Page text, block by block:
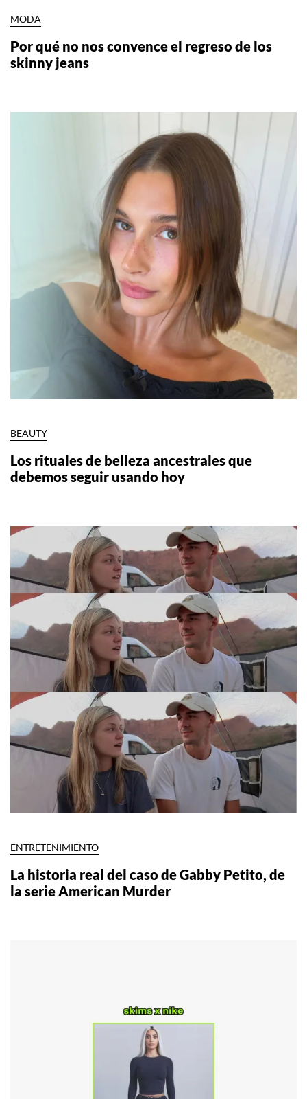
MODA
Por qué no nos convence el regreso de los
skinny jeans
BEAUTY
Los rituales de belleza ancestrales que
debemos seguir usando hoy
ENTRETENIMIENTO
La historia real del caso de Gabby Petito, de
la serie American Murder